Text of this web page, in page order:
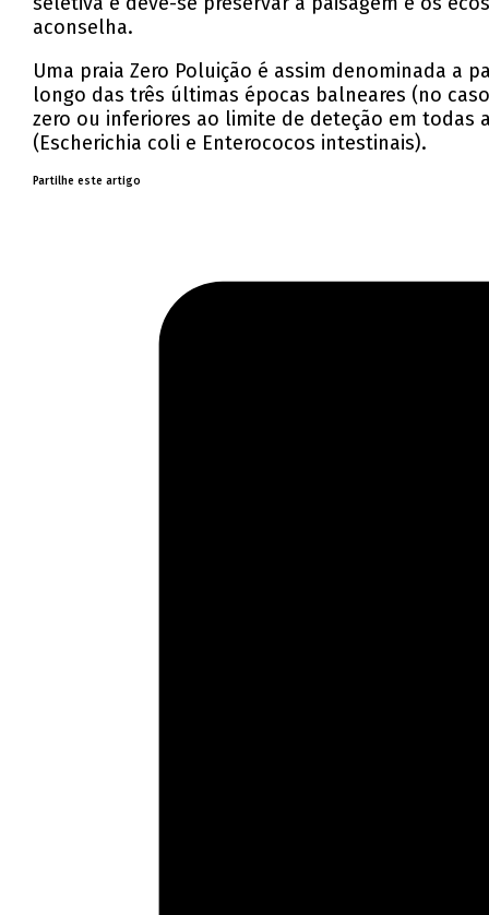
aconselha.
Uma praia Zero Poluição é assim denominada a
longo das três últimas épocas balneares (no
zero ou inferiores ao limite de deteção em
(Escherichia coli e Enterococos intestinais).
Partilhe este artigo